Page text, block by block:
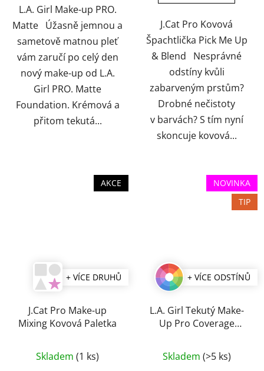
hvězdiček.
L.A. Girl Make-up PRO.
Matte Úžasně jemnou a
sametově matnou pleť
vám zaručí po celý den
nový make-up od L.A.
Girl PRO. Matte
Foundation. Krémová a
přitom tekutá...
hvězdiček.
J.Cat Pro Kovová
Špachtlička Pick Me Up
& Blend Nesprávné
odstíny kvůli
zabarveným prstům?
Drobné nečistoty
v barvách? S tím nyní
skoncuje kovová...
AKCE
+ VÍCE DRUHŮ
J.Cat Pro Make-up
Mixing Kovová Paletka
Skladem (1 ks)
NOVINKA
TIP
+ VÍCE ODSTÍNŮ
L.A. Girl Tekutý Make-
Up Pro Coverage
hodnocení
Skladem (>5 ks)